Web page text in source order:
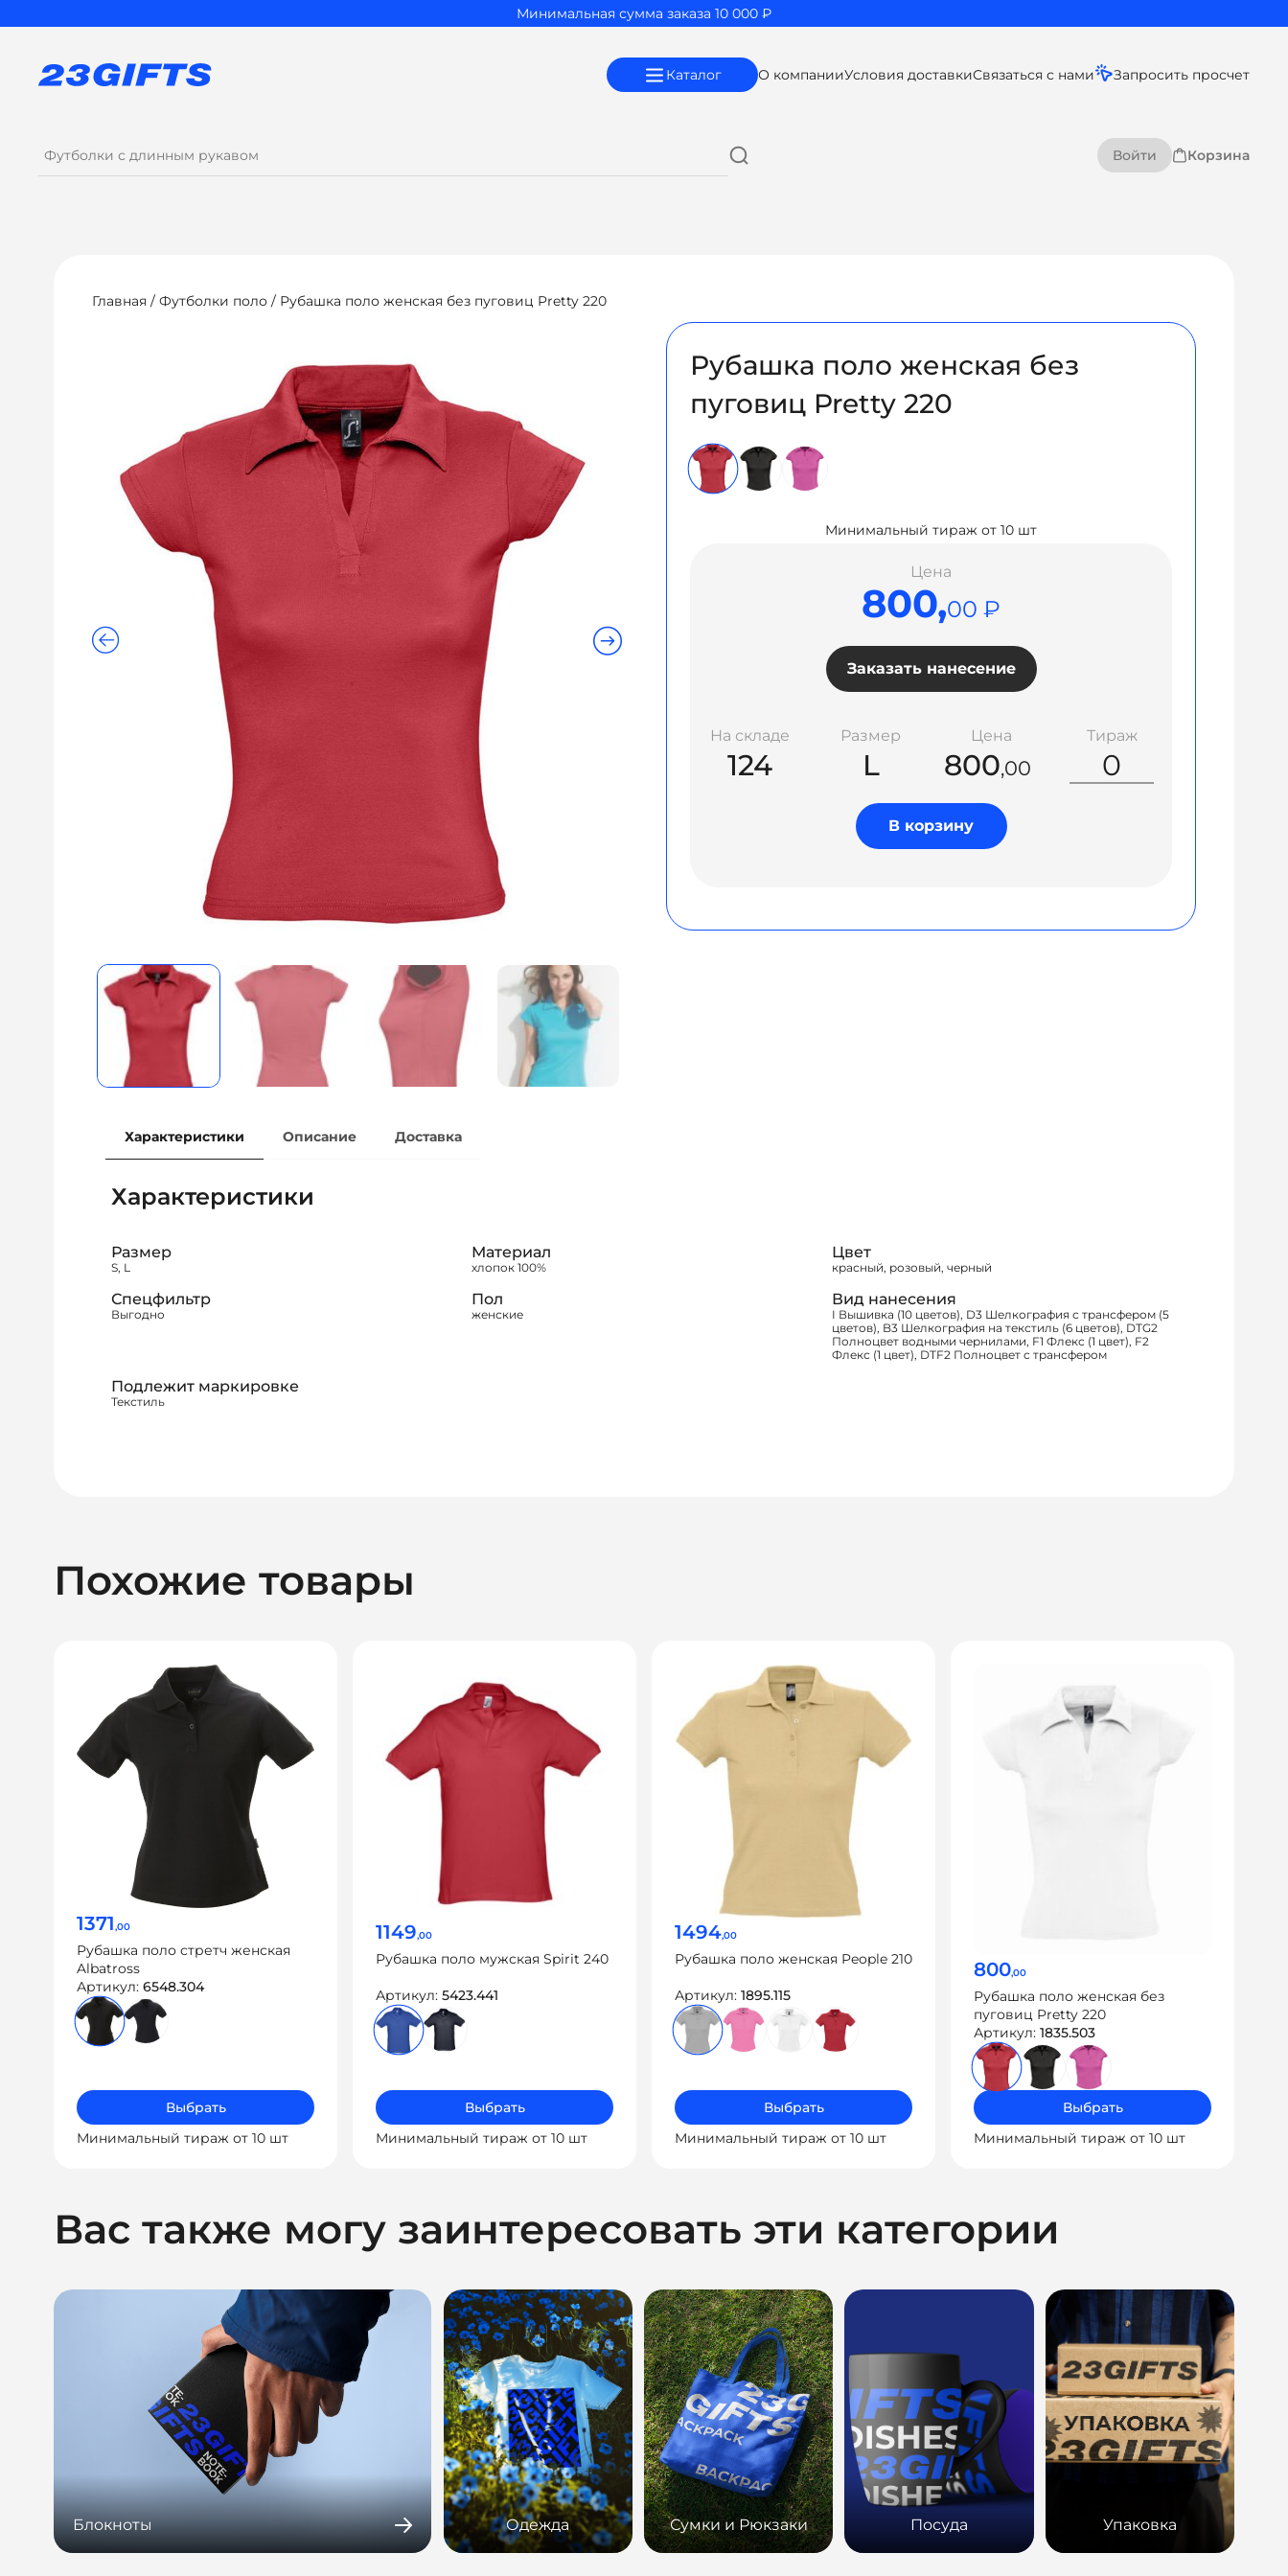
Минимальная сумма заказа 10 000 ₽
Каталог О компанииУсловия доставкиСвязаться с нами Запросить просчет
Войти Корзина
Главная / Футболки поло / Рубашка поло женская без пуговиц Pretty 220
Рубашка поло женская без
пуговиц Pretty 220
Минимальный тираж от 10 шт
Цена
800,00 ₽
Заказать нанесение
На складе Размер Цена Тираж
124 L 800,00
В корзину
Характеристики Описание Доставка
Характеристики
Размер
S, L
Материал
хлопок 100%
Цвет
красный, розовый, черный
Спецфильтр
Выгодно
Пол
женские
Вид нанесения
I Вышивка (10 цветов), D3 Шелкография с трансфером (5
цветов), B3 Шелкография на текстиль (6 цветов), DTG2
Полноцвет водными чернилами, F1 Флекс (1 цвет), F2
Флекс (1 цвет), DTF2 Полноцвет с трансфером
Подлежит маркировке
Текстиль
Похожие товары
1371,00
Рубашка поло стретч женская
Albatross
Артикул: 6548.304
Выбрать
Минимальный тираж от 10 шт
1149,00
Рубашка поло мужская Spirit 240
Артикул: 5423.441
Выбрать
Минимальный тираж от 10 шт
1494,00
Рубашка поло женская People 210
Артикул: 1895.115
Выбрать
Минимальный тираж от 10 шт
800,00
Рубашка поло женская без
пуговиц Pretty 220
Артикул: 1835.503
Выбрать
Минимальный тираж от 10 шт
Вас также могу заинтересовать эти категории
Блокноты Одежда Сумки и Рюкзаки Посуда Упаковка